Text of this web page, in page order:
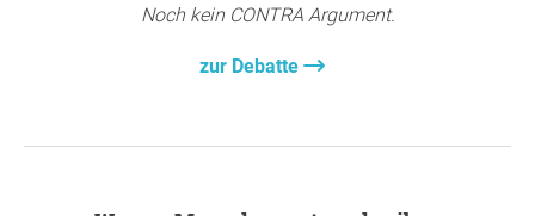
Arbeitsbedingungen modernisiert. Die Wahl
dieser Entwicklung sein.
Flughafen Wien
Noch kein CONTRA Argument.
zur Debatte